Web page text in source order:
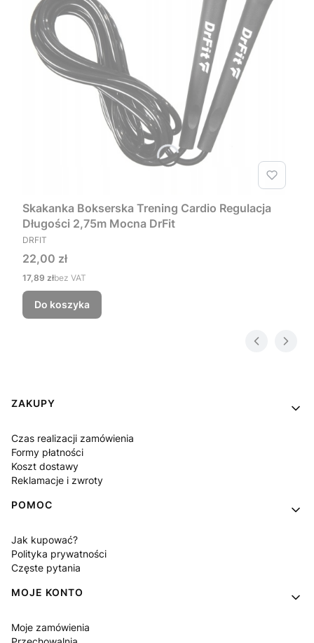
Skakanka Bokserska Trening Cardio Regulacja
Długości 2,75m Mocna DrFit
PRODUCENT
DRFIT
Cena
22,00 zł
Cena
17,89 złbez VAT
Do koszyka
Linki w stopce
ZAKUPY
Czas realizacji zamówienia
Formy płatności
Koszt dostawy
Reklamacje i zwroty
POMOC
Jak kupować?
Polityka prywatności
Częste pytania
MOJE KONTO
Moje zamówienia